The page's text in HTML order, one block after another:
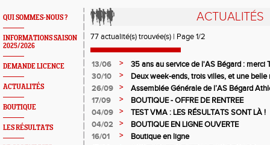
QUI SOMMES-NOUS ?
INFORMATIONS SAISON
2025/2026
DEMANDE LICENCE
ACTUALITÉS
BOUTIQUE
LES RÉSULTATS
ACTUALITÉS
77 actualité(s) trouvée(s) | Page 1/2
13/06 >
35 ans au service de l'AS Bégard : merci
30/10
>
Deux week-ends, trois villes, et une
pour l’AS Bégard !
26/09 >
Assemblée Générale de l’AS Bégard
17/09
>
BOUTIQUE - OFFRE DE RENTREE
04/09
>
TEST VMA : LES RÉSULTATS SONT LÀ !
04/02
>
BOUTIQUE EN LIGNE OUVERTE
16/01
>
Boutique en ligne